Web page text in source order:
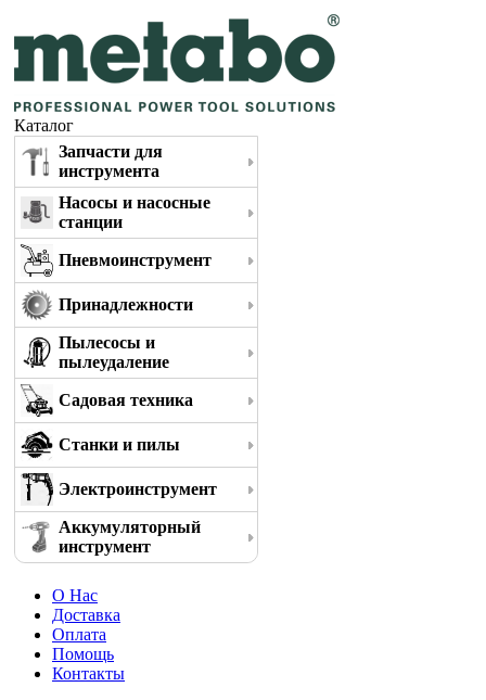
Каталог
Запчасти для
инструмента
Насосы и насосные
станции
Пневмоинструмент
Принадлежности
Пылесосы и
пылеудаление
Садовая техника
Станки и пилы
Электроинструмент
Аккумуляторный
инструмент
О Нас
Доставка
Оплата
Помощь
Контакты